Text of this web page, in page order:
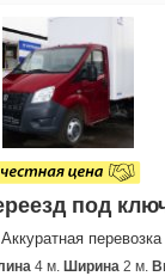
под
4 м. Ширина 2 м.